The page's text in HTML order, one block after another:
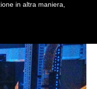
in altra maniera,